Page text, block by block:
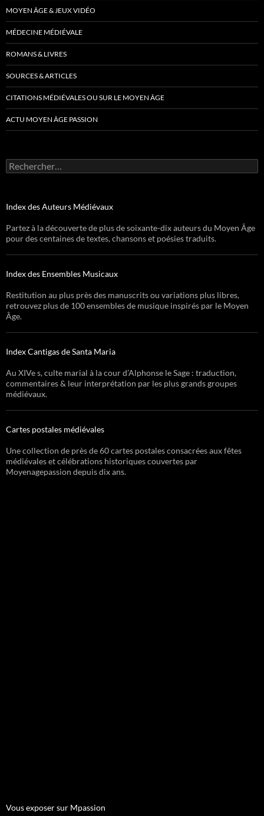
MOYEN ÂGE & JEUX VIDÉO
MÉDECINE MÉDIÉVALE
ROMANS & LIVRES
SOURCES & ARTICLES
CITATIONS MÉDIÉVALES OU SUR LE MOYEN ÂGE
ACTU MOYEN ÂGE PASSION
Rechercher :
Index des Auteurs Médiévaux
Partez à la découverte de plus de soixante-dix auteurs du Moyen Âge
pour des centaines de textes, chansons et poésies traduits.
Index des Ensembles Musicaux
Restitution au plus près des manuscrits ou variations plus libres,
retrouvez plus de 100 ensembles de musique inspirés par le Moyen
Âge.
Index Cantigas de Santa Maria
Au XIVe s, culte marial à la cour d’Alphonse le Sage : traduction,
commentaires & leur interprétation par les plus grands groupes
médiévaux.
Cartes postales médiévales
Une collection de près de 60 cartes postales consacrées aux fêtes
médiévales et célébrations historiques couvertes par
Moyenagepassion depuis dix ans.
Vous exposer sur Mpassion